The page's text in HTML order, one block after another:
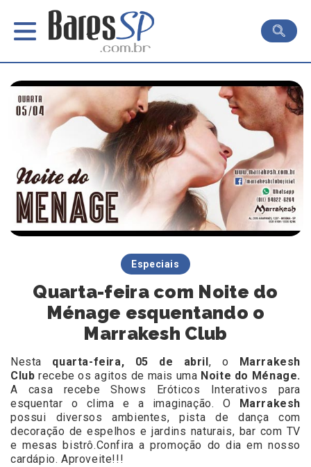
Especiais
Quarta-feira com Noite do
Ménage esquentando o
Marrakesh Club
Nesta quarta-feira, 05 de abril , o
Marrakesh
Club recebe os agitos de mais uma Noite do Ménage.
A casa recebe Shows Eróticos Interativos para
esquentar o clima e a imaginação. O
Marrakesh
possui diversos ambientes, pista de dança com
decoração de espelhos e jardins naturais, bar com TV
e mesas bistrô.Confira a promoção do dia em nosso
cardápio. Aproveite!!!